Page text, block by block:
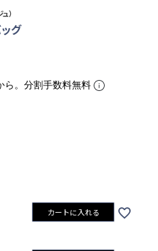
）
グ
ら。分割手数料無料
カートに入れる